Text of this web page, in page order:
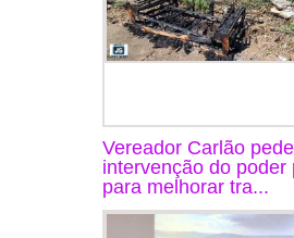
Vereador Carlão
intervenção do poder
para melhorar tra...